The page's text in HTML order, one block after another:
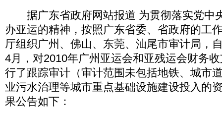
据广东省政府网站报道 为贯彻落实党中
办亚运的精神，按照广东省委、省政府的工
厅组织广州、佛山、东莞、汕尾市审计局，
4月，对2010年广州亚运会和亚残运会财务
行了跟踪审计（审计范围未包括地铁、城市
业污水治理等城市重点基础设施建设投入的
果公告如下：